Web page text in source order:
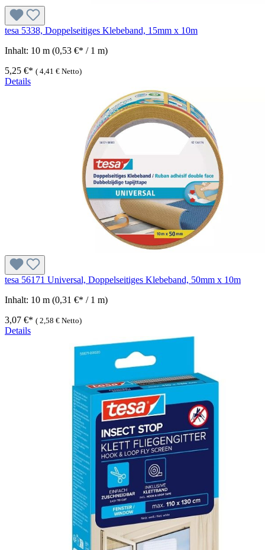
tesa 5338, Doppelseitiges Klebeband, 15mm x 10m
Inhalt: 10 m (0,53 €* / 1 m)
5,25 €* ( 4,41 € Netto)
Details
tesa 56171 Universal, Doppelseitiges Klebeband, 50mm x 10m
Inhalt: 10 m (0,31 €* / 1 m)
3,07 €* ( 2,58 € Netto)
Details